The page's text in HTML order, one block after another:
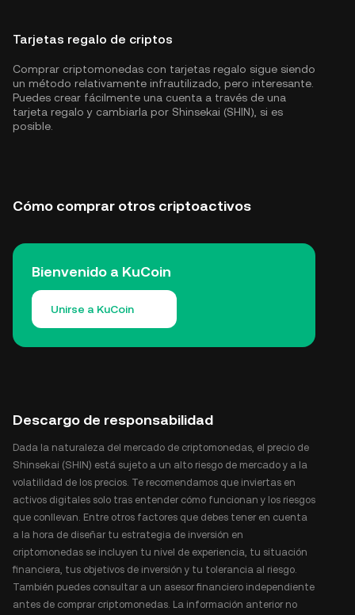
Tarjetas regalo de criptos
Comprar criptomonedas con tarjetas regalo sigue siendo
un método relativamente infrautilizado, pero interesante.
Puedes crear fácilmente una cuenta a través de una
tarjeta regalo y cambiarla por Shinsekai (SHIN), si es
posible.
Cómo comprar otros criptoactivos
Bienvenido a KuCoin
Unirse a KuCoin
Descargo de responsabilidad
Dada la naturaleza del mercado de criptomonedas, el precio de
Shinsekai (SHIN) está sujeto a un alto riesgo de mercado y a la
volatilidad de los precios. Te recomendamos que inviertas en
activos digitales solo tras entender cómo funcionan y los riesgos
que conllevan. Entre otros factores que debes tener en cuenta
a la hora de diseñar tu estrategia de inversión en
criptomonedas se incluyen tu nivel de experiencia, tu situación
financiera, tus objetivos de inversión y tu tolerancia al riesgo.
También puedes consultar a un asesor financiero independiente
antes de comprar criptomonedas. La información anterior no